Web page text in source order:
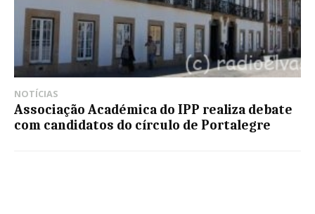
NOTÍCIAS
Associação Académica do IPP realiza debate
com candidatos do círculo de Portalegre